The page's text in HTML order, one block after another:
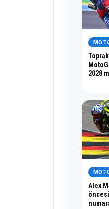
2028
Alex
öncesi